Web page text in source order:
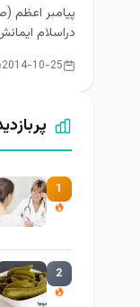
پیامبر اعظم
دراسلام
2014-10-25
1
2